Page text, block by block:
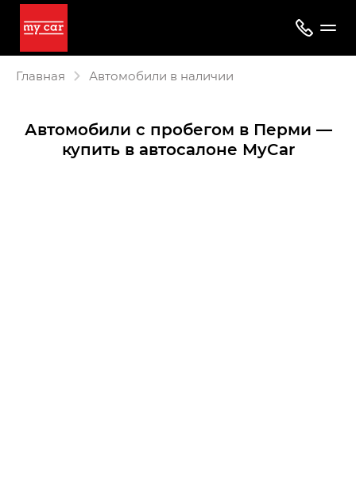
Главная Автомобили в наличии
Автомобили с пробегом в Перми —
купить в автосалоне MyCar